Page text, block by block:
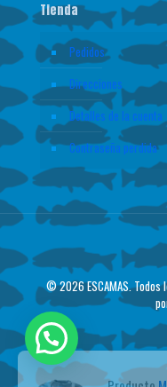
Tienda
Pedidos
Direcciones
Detalles de la cuenta
Contraseña perdida
© 2026 ESCAMAS. Todos
Producto
ha sido